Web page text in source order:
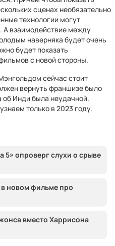
сценах необязательно
технологии могут
А взаимодействие между
наверняка будет очень
будет показать
с новой стороны.
сейчас стоит
вернуть франшизе было
об Инди была неудачной.
только в 2023 году.
опроверг слухи о срыве
новом фильме про
вместо Харрисона